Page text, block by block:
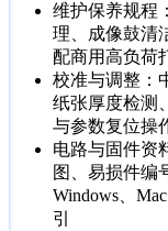
维护保养规程
理、成像鼓清
配商用高负荷
校准与调整：
纸张厚度检测
与参数复位操
电路与固件资
图、易损件编
Windows、
引